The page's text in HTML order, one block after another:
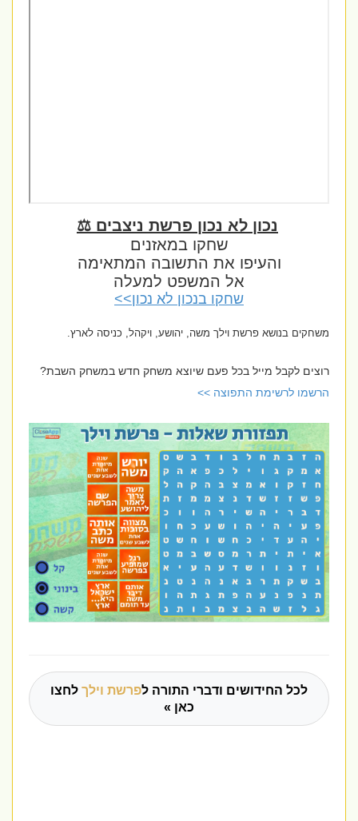
נכון לא נכון פרשת ניצבים ⚖️
שחקו במאזנים
והעיפו את התשובה המתאימה
אל המשפט למעלה
שחקו בנכון לא נכון>>
משחקים בנושא פרשת וילך משה, יהושע, ויקהל, כניסה לארץ.
רוצים לקבל מייל בכל פעם שיוצא משחק חדש במשחק השבת?
הרשמו לרשימת התפוצה >>
לכל החידושים ודברי התורה לפרשת וילךלחצו
כאן »